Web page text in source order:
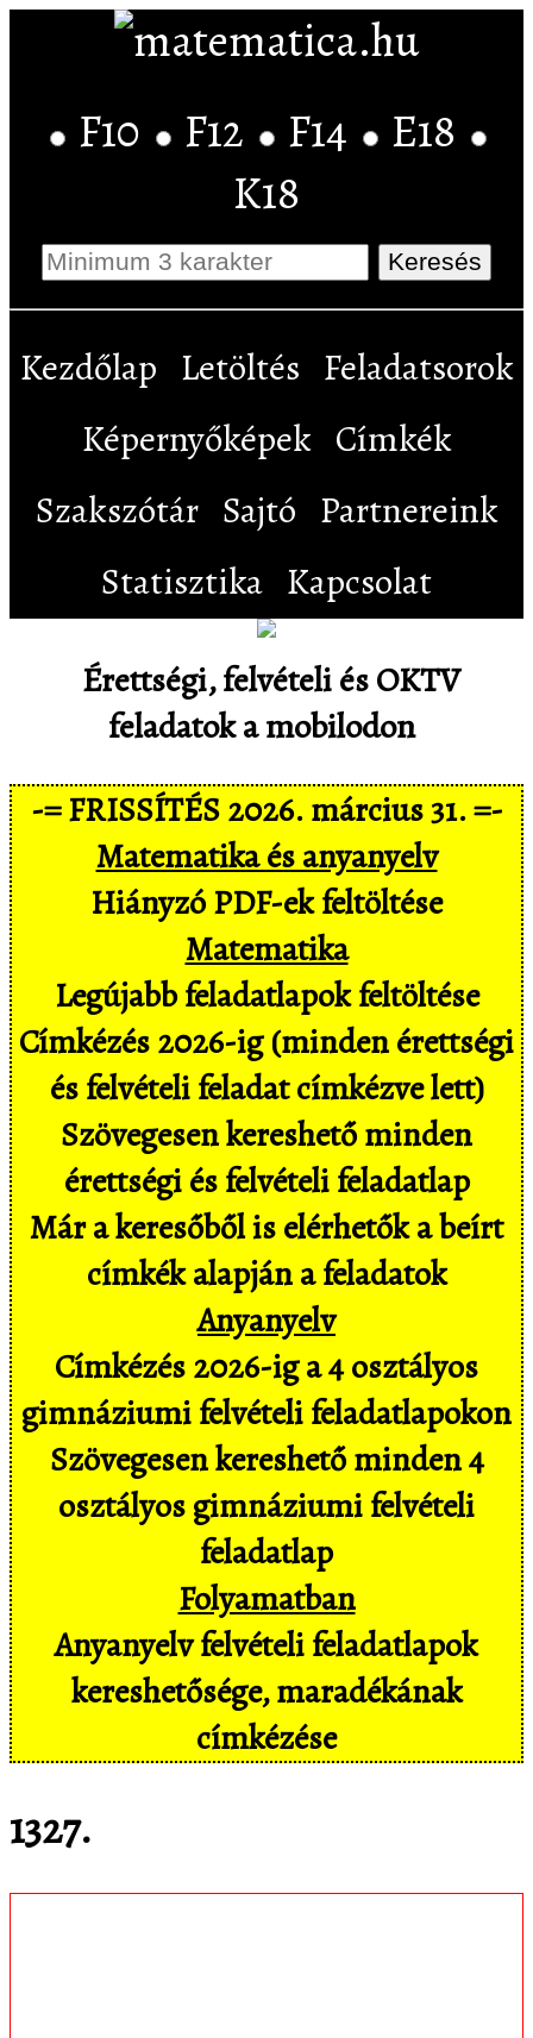
F10 F12 F14
E18
K18
Kezdőlap Letöltés Feladatsorok
Képernyőképek Címkék
Szakszótár Sajtó Partnereink
Statisztika Kapcsolat
Érettségi, felvételi és OKTV
feladatok a mobilodon
-= FRISSÍTÉS 2026. március 31. =-
Matematika és anyanyelv
Hiányzó PDF-ek feltöltése
Matematika
Legújabb feladatlapok feltöltése
Címkézés 2026-ig (minden érettségi
és felvételi feladat címkézve lett)
Szövegesen kereshető minden
érettségi és felvételi feladatlap
Már a keresőből is elérhetők a beírt
címkék alapján a feladatok
Anyanyelv
Címkézés 2026-ig a 4 osztályos
gimnáziumi felvételi feladatlapokon
Szövegesen kereshető minden 4
osztályos gimnáziumi felvételi
feladatlap
Folyamatban
Anyanyelv felvételi feladatlapok
kereshetősége, maradékának
címkézése
1327.